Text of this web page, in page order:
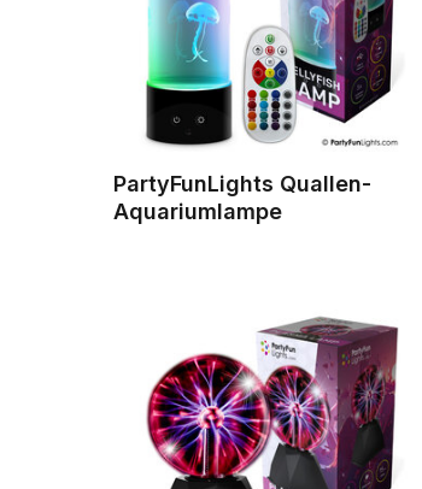
PartyFunLights Quallen-
Aquariumlampe